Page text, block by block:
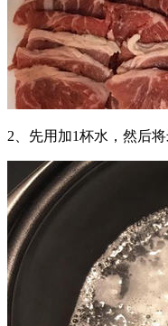
2、先用加1杯水，然后